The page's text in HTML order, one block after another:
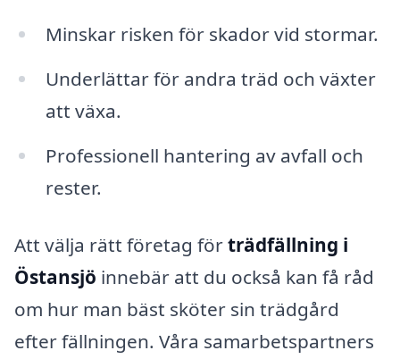
Minskar risken för skador vid stormar.
Underlättar för andra träd och växter
att växa.
Professionell hantering av avfall och
rester.
Att välja rätt företag förträdfällning i
Östansjö innebär att du också kan få råd
om hur man bäst sköter sin trädgård
efter fällningen. Våra samarbetspartners